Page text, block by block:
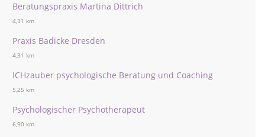
Beratungspraxis Martina Dittrich
4,31 km
Praxis Badicke Dresden
4,31 km
ICHzauber psychologische Beratung und Coaching
5,25 km
Psychologischer Psychotherapeut
6,90 km